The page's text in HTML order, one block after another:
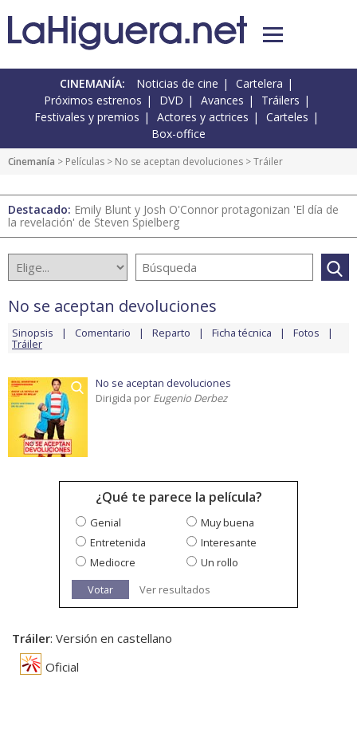
CINEMANÍA: Noticias de cine
Cartelera
Próximos estrenos
DVD Avances
Tráilers
Festivales y premios
Actores y actrices
Carteles
Box-office
Cinemanía > Películas > No se aceptan devoluciones > Tráiler
Destacado: Emily Blunt y Josh O'Connor protagonizan 'El día de
la revelación' de Steven Spielberg
No se aceptan devoluciones
Sinopsis Comentario Reparto Ficha técnica Fotos
Tráiler
No se aceptan devoluciones
Dirigida por Eugenio Derbez
¿Qué te parece la película?
Genial
Muy buena
Entretenida
Interesante
Mediocre
Un rollo
Votar
Ver resultados
Tráiler: Versión en castellano
Oficial